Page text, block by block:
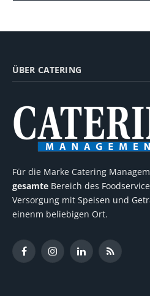
ÜBER CATERING
Für die Marke Catering
gesamte Bereich des
Versorgung mit Speisen und
einenm beliebigen Ort.
FacebookInstagramLinkedInRSS